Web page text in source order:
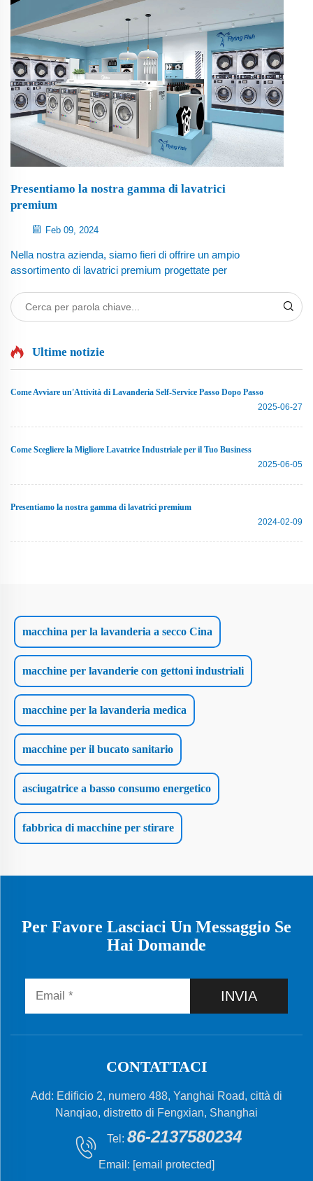
macchine per la piegatura, che forniscono servizi di
biancheria di alta qualità per le industrie locali ...
Presentiamo la nostra gamma di lavatrici
premium
Feb 09, 2024
Nella nostra azienda, siamo fieri di offrire un ampio
assortimento di lavatrici premium progettate per
commerciali. Le nostre lavatrici sono progettate per
offrire un'eccellente prestazione mantenendo
Ultime notizie
Come Avviare un'Attività di Lavanderia Self-Service Passo Dopo Passo
2025-06-27
Come Scegliere la Migliore Lavatrice Industriale per il Tuo Business
2025-06-05
Presentiamo la nostra gamma di lavatrici premium
2024-02-09
macchina per la lavanderia a secco Cina
macchine per lavanderie con gettoni industriali
macchine per la lavanderia medica
macchine per il bucato sanitario
asciugatrice a basso consumo energetico
fabbrica di macchine per stirare
Per Favore Lasciaci Un Messaggio Se
Hai Domande
INVIA
CONTATTACI
Add: Edificio 2, numero 488, Yanghai Road, città di
Nanqiao, distretto di Fengxian, Shanghai
Tel: 86-2137580234
Email: [email protected]